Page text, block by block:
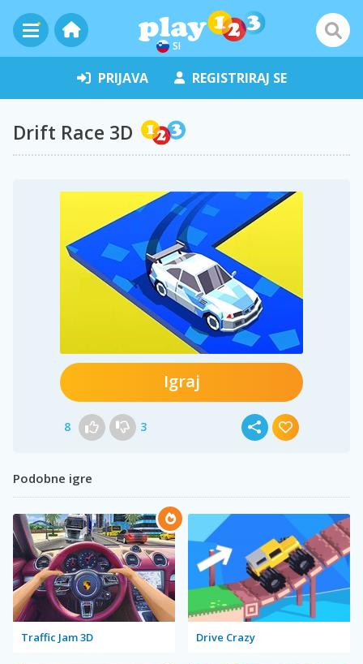
SI
PRIJAVA REGISTRIRAJ SE
Drift Race 3D
Igraj
8 3
Podobne igre
Traffic Jam 3D Drive Crazy